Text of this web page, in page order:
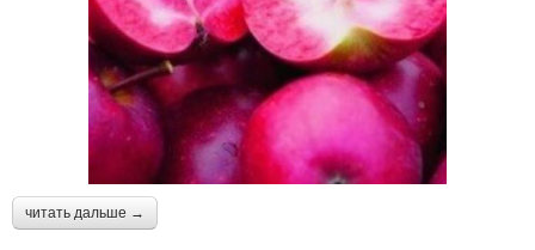
читать дальше →